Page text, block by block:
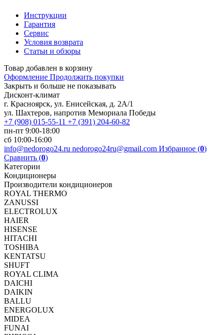
Инструкции
Гарантия
Сервис
Условия возврата
Статьи и обзоры
Товар добавлен в корзину
Оформление Продолжить покупки
Закрыть и больше не показывать
Дисконт-климат
г. Красноярск, ул. Енисейская, д. 2А/1
ул. Шахтеров, напротив Мемориала Победы
+7 (908) 015-55-11 +7 (391) 204-60-82
пн-пт 9:00-18:00
сб 10:00-16:00
info@nedorogo24.ru nedorogo24ru@gmail.com Избранное (0)
Сравнить (0)
Категории
Кондиционеры
Производители кондиционеров
ROYAL THERMO
ZANUSSI
ELECTROLUX
HAIER
HISENSE
HITACHI
TOSHIBA
KENTATSU
SHUFT
ROYAL CLIMA
DAICHI
DAIKIN
BALLU
ENERGOLUX
MIDEA
FUNAI